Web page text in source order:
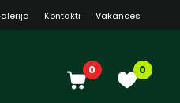
Kontakti Vakances
0 0